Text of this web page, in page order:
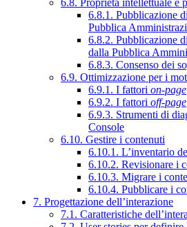
6.8.1. Pubblicazione
Pubblica
6.8.2. Pubblicazione
dalla Pubblica
6.8.3. Consenso dei
6.9. Ottimizzazione per i
6.9.1. I fattori on-page
6.9.2. I fattori off-page
6.9.3. Strumenti di
Console
6.10. Gestire i contenuti
6.10.1. L’inventario
6.10.2. Revisionare i
6.10.3. Migrare i
6.10.4. Pubblicare i
7. Progettazione dell’interazione
7.1. Caratteristiche